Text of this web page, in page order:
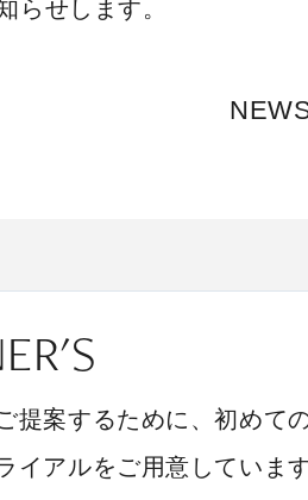
らせします。
提案するために、初めて
イアルをご用意していま